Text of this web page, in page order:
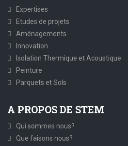
Expertises
Etudes de projets
Aménagements
Innovation
Isolation Thermique et Acoustique
Peinture
Parquets et Sols
A PROPOS DE STEM
Qui sommes nous?
Que faisons nous?